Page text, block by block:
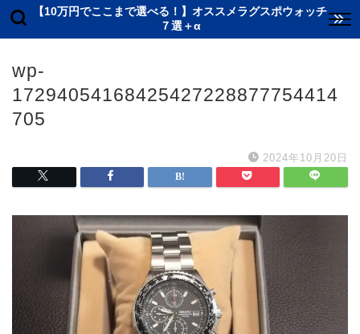
【10万円でここまで選べる！】オススメラグスポウォッチ
７選＋α
wp-
17294054168425427228877754414
705
2024年10月20日